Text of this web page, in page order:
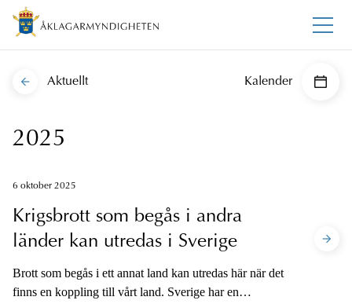
Aktuellt Kalender
2025
6 oktober 2025
Krigsbrott som begås i andra
länder kan utredas i Sverige
Brott som begås i ett annat land kan utredas här när det
finns en koppling till vårt land. Sverige har en